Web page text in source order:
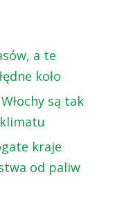
a te
koło
są tak
kraje
od paliw